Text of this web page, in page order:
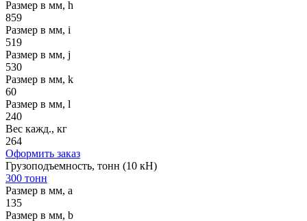
Размер в мм, h
859
Размер в мм, i
519
Размер в мм, j
530
Размер в мм, k
60
Размер в мм, l
240
Вес кажд., кг
264
Оформить заказ
Грузоподъемность, тонн (10 кН)
300 тонн
Размер в мм, a
135
Размер в мм, b